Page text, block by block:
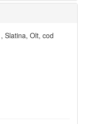
Slatina, Olt, cod